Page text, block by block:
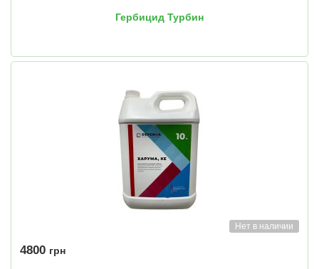
Гербицид Турбин
Нет в наличии
4800 грн